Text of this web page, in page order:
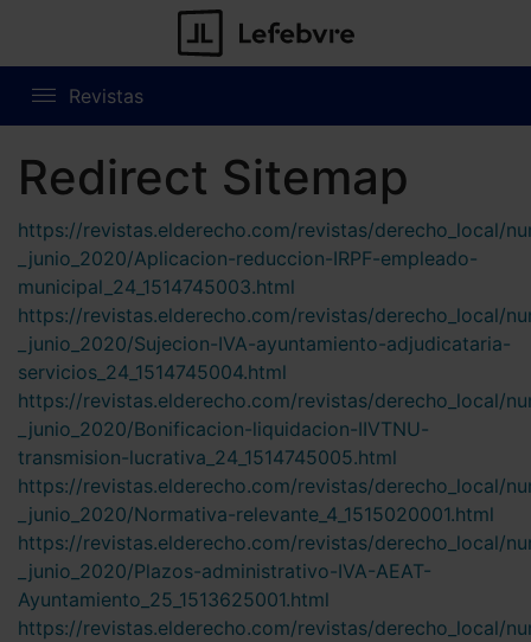
Revistas
Redirect Sitemap
https://revistas.elderecho.com/revistas/derecho_local/
_junio_2020/Aplicacion-reduccion-IRPF-empleado-
municipal_24_1514745003.html
https://revistas.elderecho.com/revistas/derecho_local/
_junio_2020/Sujecion-IVA-ayuntamiento-adjudicataria-
servicios_24_1514745004.html
https://revistas.elderecho.com/revistas/derecho_local/
_junio_2020/Bonificacion-liquidacion-IIVTNU-
transmision-lucrativa_24_1514745005.html
https://revistas.elderecho.com/revistas/derecho_local/
_junio_2020/Normativa-relevante_4_1515020001.html
https://revistas.elderecho.com/revistas/derecho_local/
_junio_2020/Plazos-administrativo-IVA-AEAT-
Ayuntamiento_25_1513625001.html
https://revistas.elderecho.com/revistas/derecho_local/